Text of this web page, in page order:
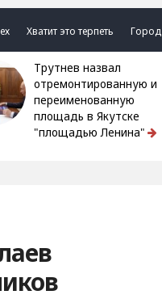
Хватит это терпеть Город
Трутнев назвал
отремонтированную и
переименованную
площадь в Якутске
"площадью Ленина"